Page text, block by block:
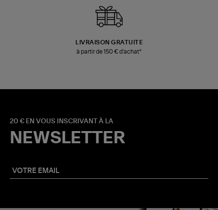
LIVRAISON GRATUITE
à partir de 150 € d'achat*
20 € EN VOUS INSCRIVANT À LA
NEWSLETTER